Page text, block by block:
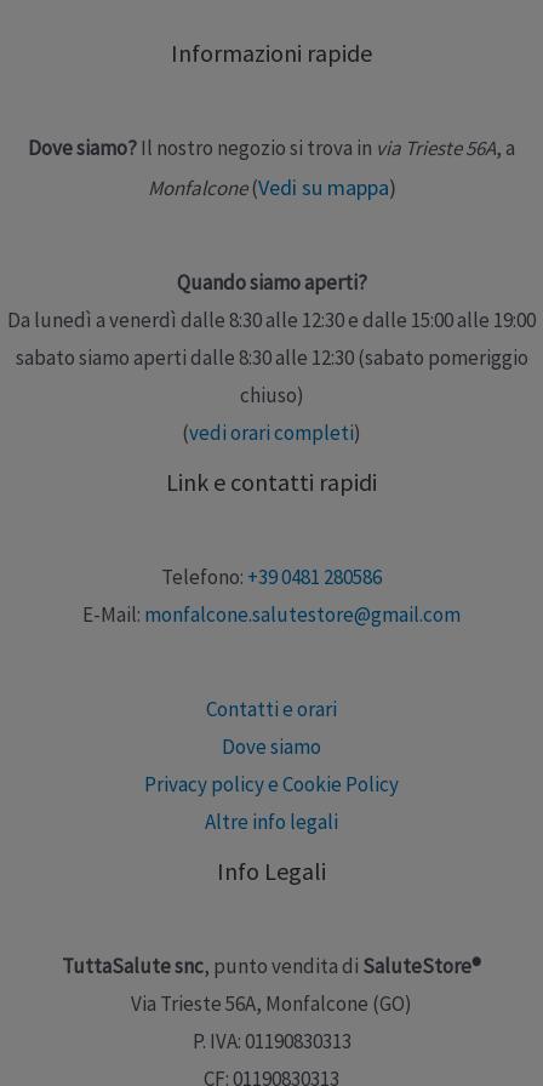
50-52 ; VII 52-54 ; VIII …
Leggi altro »
Informazioni rapide
Dove siamo?Il nostro negozio si trova in via Trieste 56A, a
Monfalcone(Vedi su mappa)
Quando siamo aperti?
Da lunedì a venerdì dalle 8:30 alle 12:30 e dalle 15:00 alle 19:00
sabato siamo aperti dalle 8:30 alle 12:30 (sabato pomeriggio
chiuso)
(vedi orari completi)
Link e contatti rapidi
Telefono: +39 0481 280586
E-Mail: monfalcone.salutestore@gmail.com
Contatti e orari
Dove siamo
Privacy policy e Cookie Policy
Altre info legali
Info Legali
TuttaSalute snc, punto vendita di SaluteStore®
Via Trieste 56A, Monfalcone (GO)
P. IVA: 01190830313
CF: 01190830313